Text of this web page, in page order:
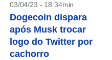
03/04/23 - 18:34min
Dogecoin dispara
após Musk trocar
logo do Twitter por
cachorro